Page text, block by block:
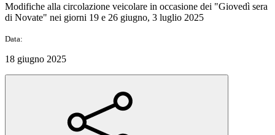
Modifiche alla circolazione veicolare in occasione dei "Giovedì sera
di Novate" nei giorni 19 e 26 giugno, 3 luglio 2025
Data:
18 giugno 2025